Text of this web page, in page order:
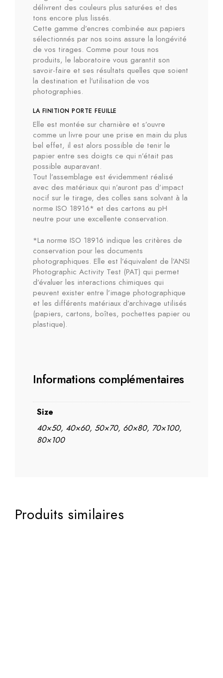
délivrent des couleurs plus saturées et des
tons encore plus lissés.
Cette gamme d’encres combinée aux papiers
sélectionnés par nos soins assure la longévité
de vos tirages. Comme pour tous nos
produits, le laboratoire vous garantit son
savoir-faire et ses résultats quelles que soient
la destination et l’utilisation de vos
photographies.
LA FINITION PORTE FEUILLE
Elle est montée sur charnière et s’ouvre
comme un livre pour une prise en main du plus
bel effet, il est alors possible de tenir le
papier entre ses doigts ce qui n’était pas
possible auparavant.
Tout l’assemblage est évidemment réalisé
avec des matériaux qui n’auront pas d’impact
nocif sur le tirage, des colles sans solvant à la
norme ISO 18916* et des cartons au pH
neutre pour une excellente conservation.
*La norme ISO 18916 indique les critères de
conservation pour les documents
photographiques. Elle est l’équivalent de l’ANSI
Photographic Activity Test (PAT) qui permet
d’évaluer les interactions chimiques qui
peuvent exister entre l’image photographique
et les différents matériaux d’archivage utilisés
(papiers, cartons, boîtes, pochettes papier ou
plastique).
Informations complémentaires
Size
40×50, 40×60, 50×70, 60×80, 70×100,
80×100
Produits similaires